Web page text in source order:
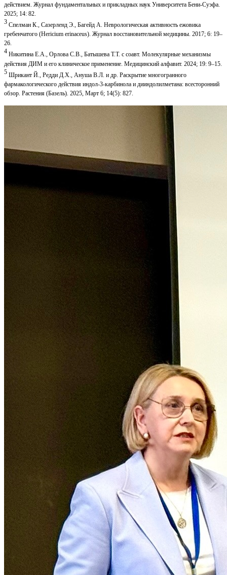
действием. Журнал фундаментальных и прикладных наук Университета Бени-Суэфа.
2025; 14: 82.
3 Спелман К., Сазерленд Э., Багейд А. Неврологическая активность ежовика
гребенчатого (Hericium erinaceus). Журнал восстановительной медицины. 2017; 6: 19–
26.
4 Никитина Е.А., Орлова С.В., Батышева Т.Т. с соавт. Молекулярные механизмы
действия ДИМ и его клиническое применение. Медицинский алфавит. 2024; 19: 9–15.
5 Шрикант Й., Редди Д.Х., Ануша В.Л. и др. Раскрытие многогранного
фармакологического действия индол-3-карбинола и дииндолилметана: всесторонний
обзор. Растения (Базель). 2025, Март 6; 14(5): 827.